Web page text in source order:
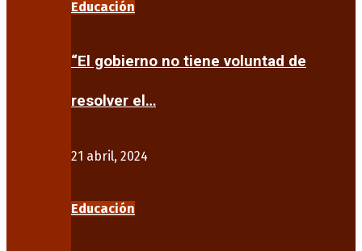
Educación
“El gobierno no tiene voluntad de
resolver el…
21 abril, 2024
Educación